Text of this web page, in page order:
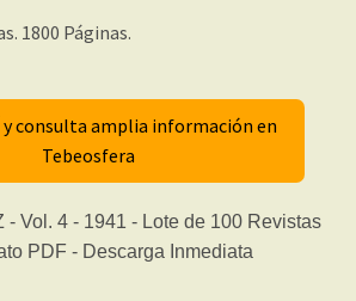
1800 Páginas.
y consulta amplia información en
Tebeosfera